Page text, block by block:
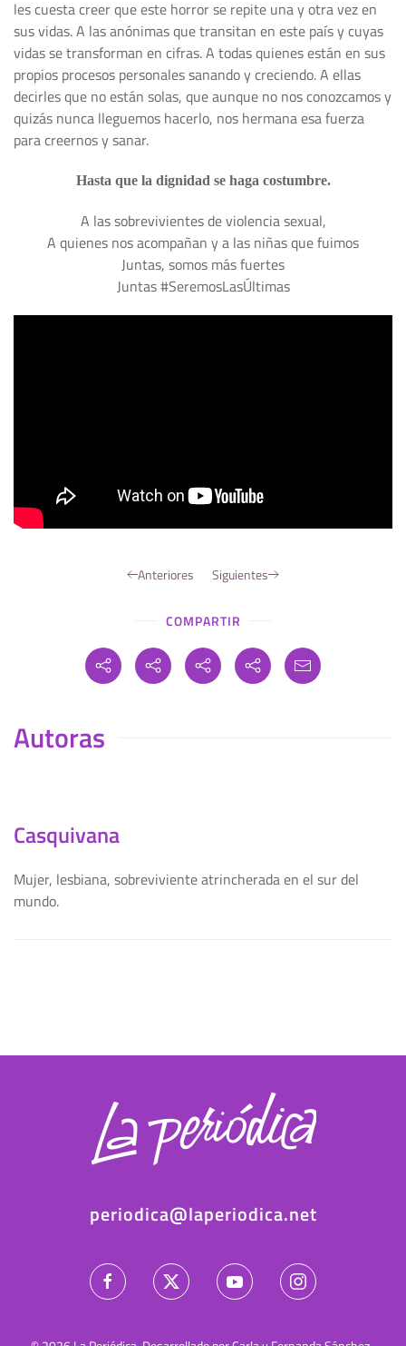
les cuesta creer que este horror se repite una y otra vez en
sus vidas. A las anónimas que transitan en este país y cuyas
vidas se transforman en cifras. A todas quienes están en sus
propios procesos personales sanando y creciendo. A ellas
decirles que no están solas, que aunque no nos conozcamos y
quizás nunca lleguemos hacerlo, nos hermana esa fuerza
para creernos y sanar.
Hasta que la dignidad se haga costumbre.
A las sobrevivientes de violencia sexual,
A quienes nos acompañan y a las niñas que fuimos
Juntas, somos más fuertes
Juntas #SeremosLasÚltimas
Anteriores Siguientes
COMPARTIR
Autoras
Casquivana
Mujer, lesbiana, sobreviviente atrincherada en el sur del
mundo.
periodica@laperiodica.net